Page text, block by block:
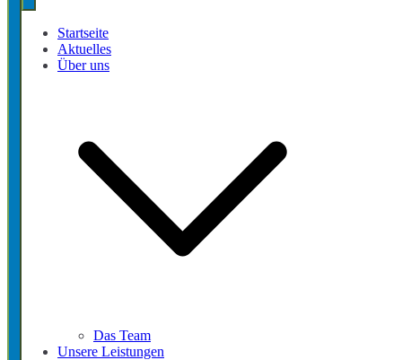
Startseite
Aktuelles
Über uns
Das Team
Unsere Leistungen